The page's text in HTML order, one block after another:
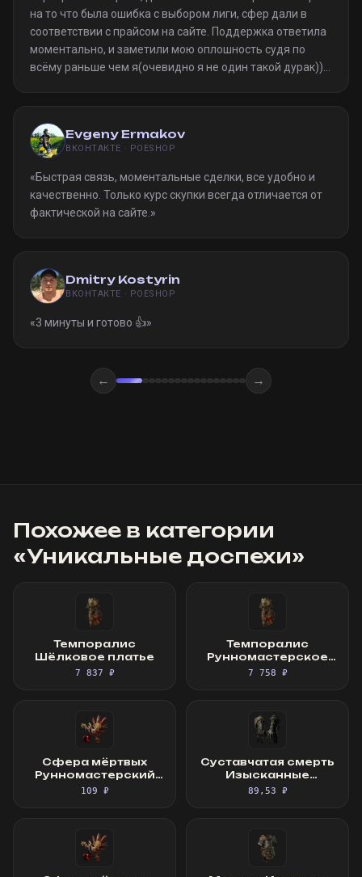
на то что была ошибка с выбором лиги, сфер дали в
соответствии с прайсом на сайте. Поддержка ответила
моментально, и заметили мою оплошность судя по
всёму раньше чем я(очевидно я не один такой дурак)).
Evgeny Ermakov
ВКОНТАКТЕ · POESHOP
«Быстрая связь, моментальные сделки, все удобно и
качественно. Только курс скупки всегда отличается от
фактической на сайте. »
Dmitry Kostyrin
ВКОНТАКТЕ · POESHOP
«3 минуты и готово 👍»
← →
Похожее в категории
«Уникальные доспехи»
Темпоралис
Шёлковое платье
7 837 ₽
Темпоралис
Рунномастерское
Шёлковое платье
7 758 ₽
Сфера мёртвых
Рунномастерский
Священный фокус
109 ₽
Суставчатая смерть
Изысканные
перчатки
89,53 ₽